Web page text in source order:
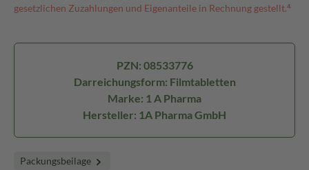
gesetzlichen Zuzahlungen und Eigenanteile in Rechnung gestellt.⁴
PZN: 08533776
Darreichungsform: Filmtabletten
Marke: 1 A Pharma
Hersteller: 1A Pharma GmbH
Packungsbeilage